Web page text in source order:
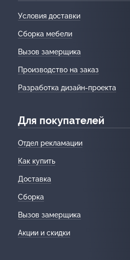
Условия доставки
Сборка мебели
Вызов замерщика
Производство на заказ
Разработка дизайн-проекта
Для покупателей
Отдел рекламации
Как купить
Доставка
Сборка
Вызов замерщика
Акции и скидки